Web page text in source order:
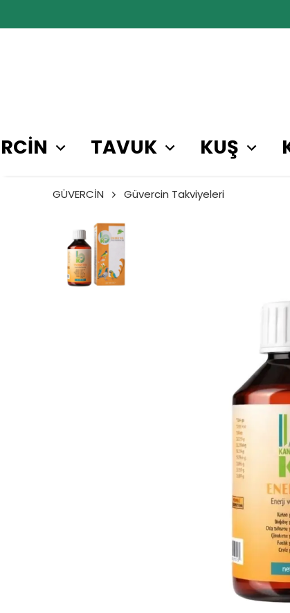
TAVUK KUŞ
GÜVERCİN Güvercin Takviyeleri